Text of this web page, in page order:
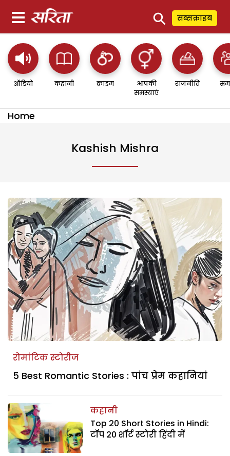
⚲ सब्सक्राइब
ऑडियो कहानी क्राइम
आपकी
समस्याएं
राजनीति
Home
Kashish Mishra
रोमांटिक स्टोरीज
5 Best Romantic Stories : पांच प्रेम कहानियां
कहानी
Top 20 Short Stories in Hindi:
टॉप 20 शॉर्ट स्टोरी हिंदी में